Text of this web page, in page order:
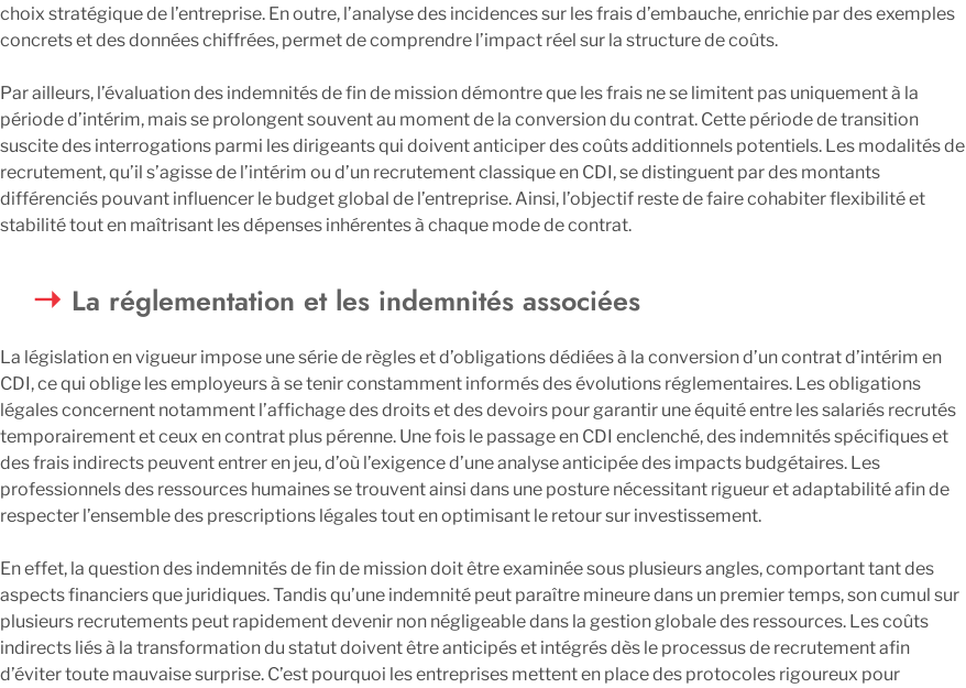
choix stratégique de l’entreprise. En outre, l’analyse des incidences sur les frais d’embauche, enrichie par des exemples
concrets et des données chiffrées, permet de comprendre l’impact réel sur la structure de coûts.
Par ailleurs, l’évaluation des indemnités de fin de mission démontre que les frais ne se limitent pas uniquement à la
période d’intérim, mais se prolongent souvent au moment de la conversion du contrat. Cette période de transition
suscite des interrogations parmi les dirigeants qui doivent anticiper des coûts additionnels potentiels. Les modalités de
recrutement, qu’il s’agisse de l’intérim ou d’un recrutement classique en CDI, se distinguent par des montants
différenciés pouvant influencer le budget global de l’entreprise. Ainsi, l’objectif reste de faire cohabiter flexibilité et
stabilité tout en maîtrisant les dépenses inhérentes à chaque mode de contrat.
La réglementation et les indemnités associées
La législation en vigueur impose une série de règles et d’obligations dédiées à la conversion d’un contrat d’intérim en
CDI, ce qui oblige les employeurs à se tenir constamment informés des évolutions réglementaires. Les obligations
légales concernent notamment l’affichage des droits et des devoirs pour garantir une équité entre les salariés recrutés
temporairement et ceux en contrat plus pérenne. Une fois le passage en CDI enclenché, des indemnités spécifiques et
des frais indirects peuvent entrer en jeu, d’où l’exigence d’une analyse anticipée des impacts budgétaires. Les
professionnels des ressources humaines se trouvent ainsi dans une posture nécessitant rigueur et adaptabilité afin de
respecter l’ensemble des prescriptions légales tout en optimisant le retour sur investissement.
En effet, la question des indemnités de fin de mission doit être examinée sous plusieurs angles, comportant tant des
aspects financiers que juridiques. Tandis qu’une indemnité peut paraître mineure dans un premier temps, son cumul sur
plusieurs recrutements peut rapidement devenir non négligeable dans la gestion globale des ressources. Les coûts
indirects liés à la transformation du statut doivent être anticipés et intégrés dès le processus de recrutement afin
d’éviter toute mauvaise surprise. C’est pourquoi les entreprises mettent en place des protocoles rigoureux pour